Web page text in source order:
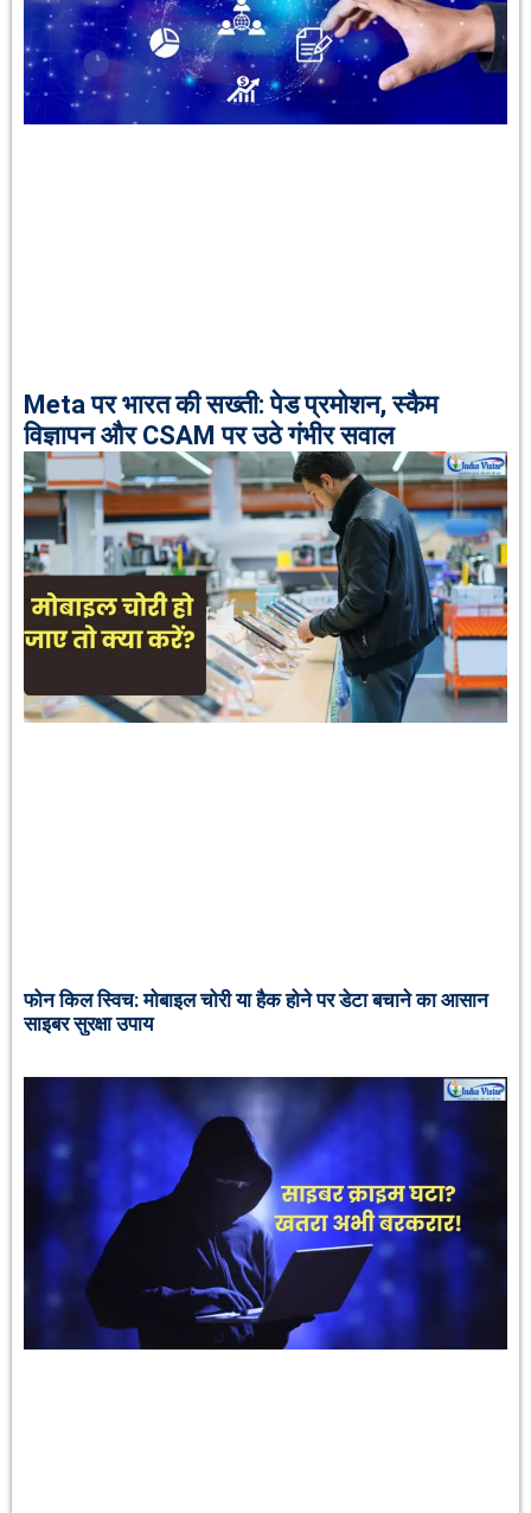
Meta पर भारत की सख्ती: पेड प्रमोशन, स्कैम
विज्ञापन और CSAM पर उठे गंभीर सवाल
फोन किल स्विच: मोबाइल चोरी या हैक होने पर डेटा बचाने का आसान
साइबर सुरक्षा उपाय